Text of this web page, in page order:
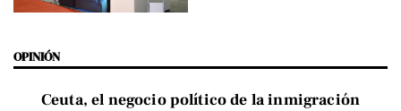
OPINIÓN
Ceuta, el negocio político de la inmigración